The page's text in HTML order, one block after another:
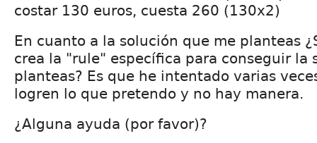
costar 130 euros, cuesta 260 (130x2)
En cuanto a la solución que me planteas
crea la "rule" específica para conseguir la
planteas? Es que he intentado varias
logren lo que pretendo y no hay manera.
¿Alguna ayuda (por favor)?